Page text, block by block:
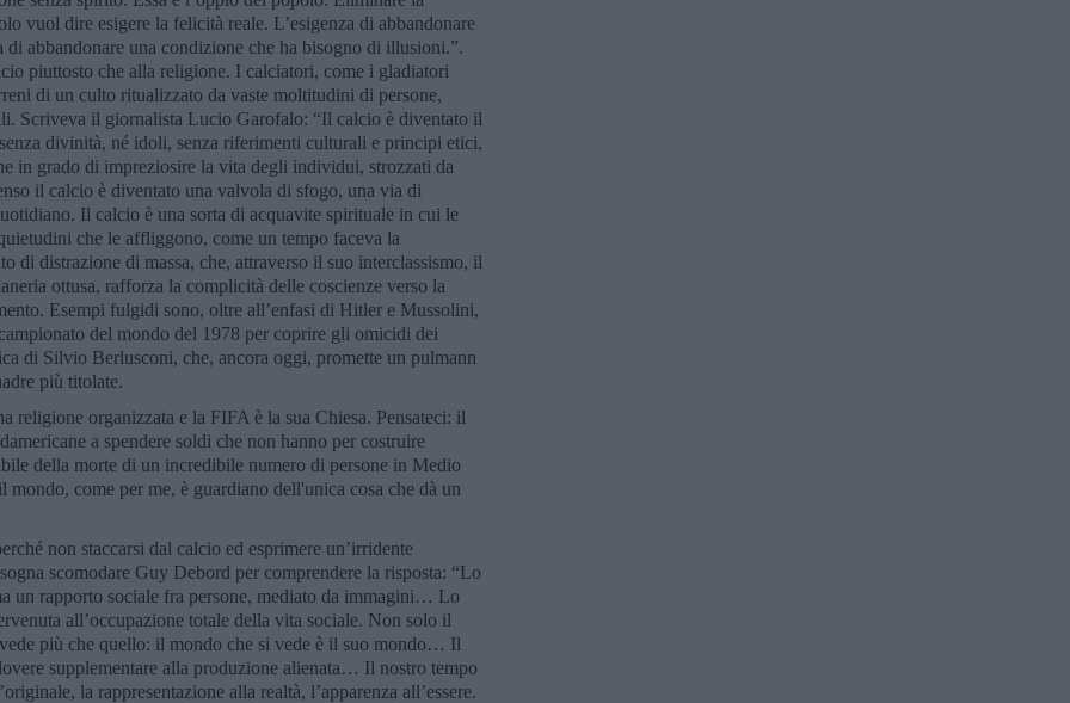
vuol dire esigere la felicità reale. L’esigenza di abbandonare
di abbandonare una condizione che ha bisogno di illusioni.”.
piuttosto che alla religione. I calciatori, come i gladiatori
di un culto ritualizzato da vaste moltitudini di persone,
Scriveva il giornalista Lucio Garofalo: “Il calcio è diventato il
divinità, né idoli, senza riferimenti culturali e principi etici,
in grado di impreziosire la vita degli individui, strozzati da
il calcio è diventato una valvola di sfogo, una via di
Il calcio è una sorta di acquavite spirituale in cui le
che le affliggono, come un tempo faceva la
di distrazione di massa, che, attraverso il suo interclassismo, il
ottusa, rafforza la complicità delle coscienze verso la
Esempi fulgidi sono, oltre all’enfasi di Hitler e Mussolini,
del mondo del 1978 per coprire gli omicidi dei
di Silvio Berlusconi, che, ancora oggi, promette un pulmann
più titolate.
religione organizzata e la FIFA è la sua Chiesa. Pensateci: il
a spendere soldi che non hanno per costruire
della morte di un incredibile numero di persone in Medio
come per me, è guardiano dell'unica cosa che dà un
non staccarsi dal calcio ed esprimere un’irridente
scomodare Guy Debord per comprendere la risposta: “Lo
un rapporto sociale fra persone, mediato da immagini… Lo
all’occupazione totale della vita sociale. Non solo il
più che quello: il mondo che si vede è il suo mondo… Il
supplementare alla produzione alienata… Il nostro tempo
la rappresentazione alla realtà, l’apparenza all’essere.